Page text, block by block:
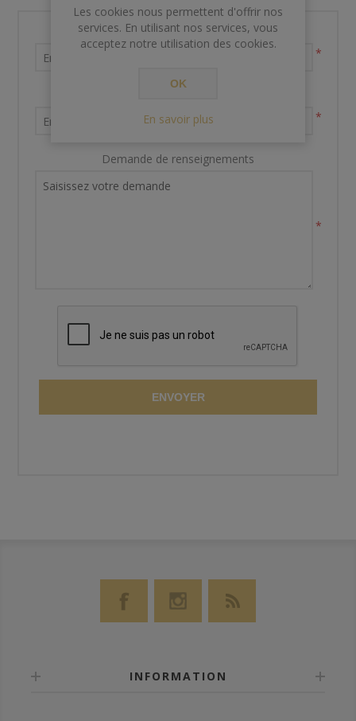
Nom et prénom
*
*
Demande de renseignements
*
ENVOYER
INFORMATION
Les cookies nous permettent d'offrir nos
services. En utilisant nos services, vous
acceptez notre utilisation des cookies.
OK
En savoir plus